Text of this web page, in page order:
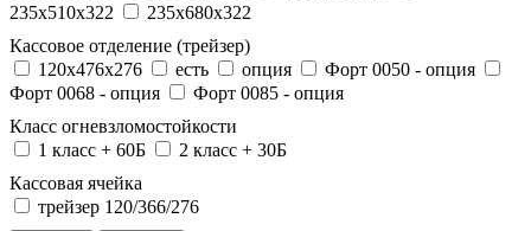
235x510x322
235x680x322
Кассовое отделение (трейзер)
120х476х276
есть опция
Форт 0050 - опция
Форт 0068 - опция
Форт 0085 - опция
Класс огневзломостойкости
1 класс + 60Б
2 класс + 30Б
Кассовая ячейка
трейзер 120/366/276